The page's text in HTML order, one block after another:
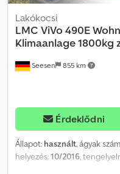
Seesen 855 km
Lakókocsi
LMC ViVo 490E
Klimaanlage 1800kg
Érdeklődni
Állapot: használt, ágyak
helyezés:10/2016 ,